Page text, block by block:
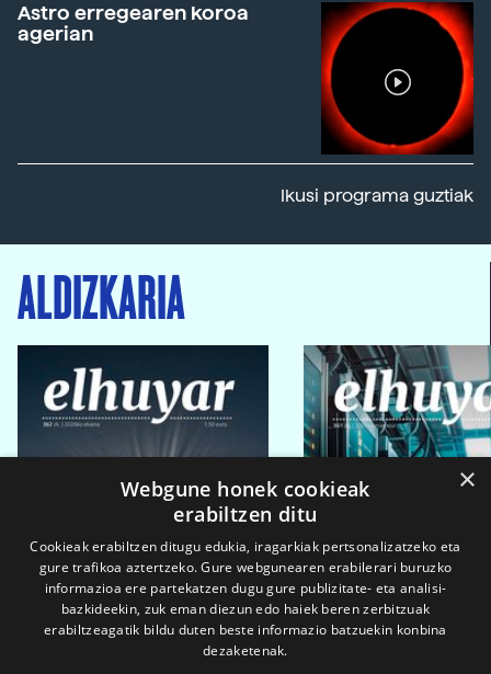
Astro erregearen koroa
agerian
Ikusi programa guztiak
ALDIZKARIA
×
Webgune honek cookieak
erabiltzen ditu
Cookieak erabiltzen ditugu edukia, iragarkiak pertsonalizatzeko eta
gure trafikoa aztertzeko. Gure webgunearen erabilerari buruzko
informazioa ere partekatzen dugu gure publizitate- eta analisi-
bazkideekin, zuk eman diezun edo haiek beren zerbitzuak
erabiltzeagatik bildu duten beste informazio batzuekin konbina
dezaketenak.